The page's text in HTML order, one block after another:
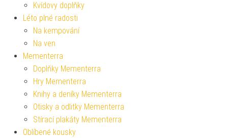
Kvídovy doplňky
Léto plné radosti
Na kempování
Na ven
Mementerra
Doplňky Mementerra
Hry Mementerra
Knihy a deníky Mementerra
Otisky a odlitky Mementerra
Stírací plakáty Mementerra
Oblíbené kousky